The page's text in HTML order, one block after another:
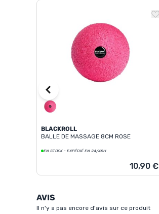
BLACKROLL
BALLE DE MASSAGE 8CM ROSE
EN STOCK - EXPÉDIÉ EN 24/48H
10,90 €
AVIS
Il n'y a pas encore d'avis sur ce produit